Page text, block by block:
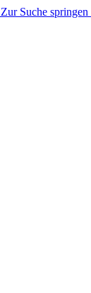
Zur Suche springen